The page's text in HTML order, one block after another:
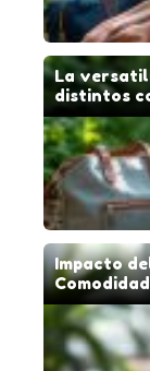
La
distintos
Impacto